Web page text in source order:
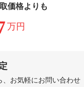
価格よりも
万円
、お気軽にお問い合わせ